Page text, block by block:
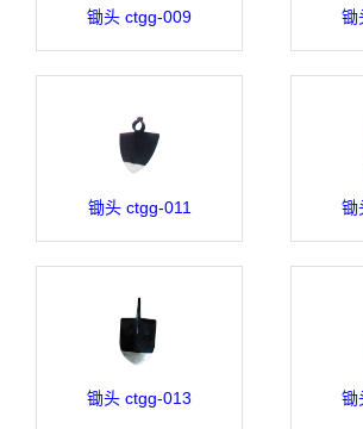
锄头 ctgg-009 锄
锄头 ctgg-011 锄
锄头 ctgg-013 锄